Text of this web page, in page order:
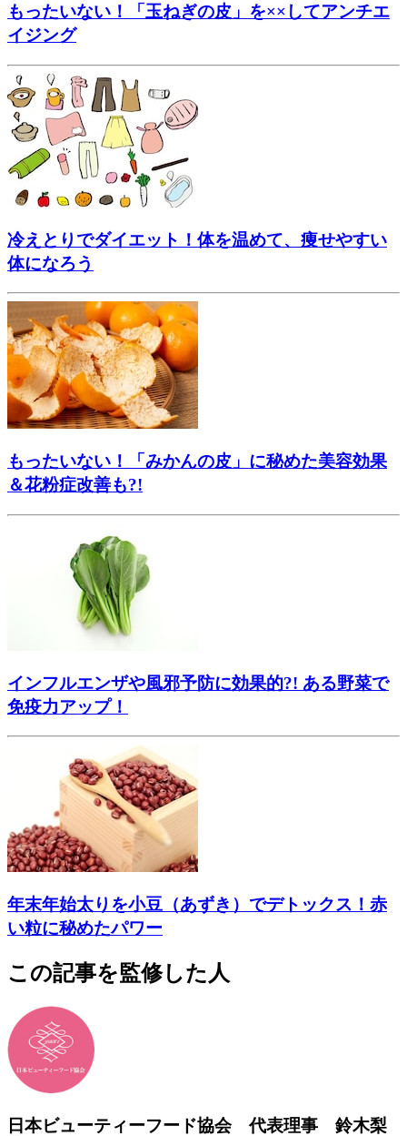
もったいない！「玉ねぎの皮」を××してアンチエ
イジング
冷えとりでダイエット！体を温めて、痩せやすい
体になろう
もったいない！「みかんの皮」に秘めた美容効果
＆花粉症改善も?!
インフルエンザや風邪予防に効果的?! ある野菜で
免疫力アップ！
年末年始太りを小豆（あずき）でデトックス！赤
い粒に秘めたパワー
この記事を監修した人
日本ビューティーフード協会 代表理事 鈴木梨